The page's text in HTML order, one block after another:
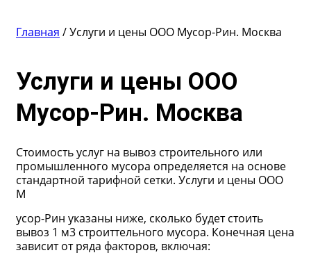
Главная /Услуги и цены ООО Мусор-Рин. Москва
Услуги и цены ООО
Мусор-Рин. Москва
Стоимость услуг на вывоз строительного или
промышленного мусора определяется на основе
стандартной тарифной сетки. Услуги и цены ООО
М
усор-Рин указаны ниже, сколько будет стоить
вывоз 1 м3 строиттельного мусора. Конечная цена
зависит от ряда факторов, включая: